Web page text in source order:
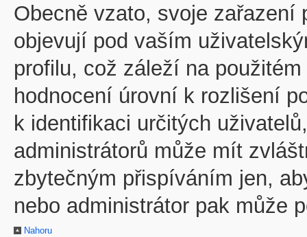
Obecně vzato, svoje zařazení
objevují pod vaším
profilu, což záleží na
hodnocení úrovní k rozlišení
k identifikaci určitých
administrátorů může mít
zbytečným přispíváním jen,
nebo administrátor pak může
Nahoru